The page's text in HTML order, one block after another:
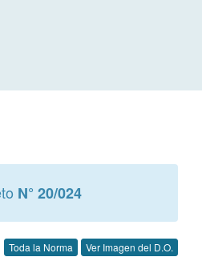
N° 20/024
Toda la Norma Ver Imagen del D.O.